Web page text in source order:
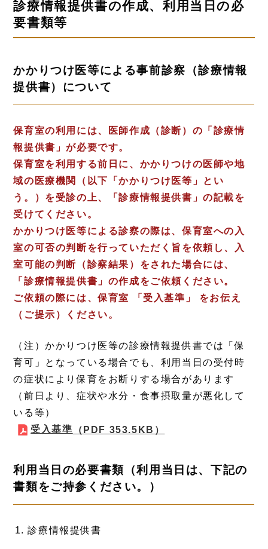
診療情報提供書の作成、利用当日の必
要書類等
かかりつけ医等による事前診察（診療情報
提供書）について
保育室の利用には、医師作成（診断）の「診療情
報提供書」が必要です。
保育室を利用する前日に、かかりつけの医師や地
域の医療機関（以下「かかりつけ医等」とい
う。）を受診の上、「診療情報提供書」の記載を
受けてください。
かかりつけ医等による診察の際は、保育室への入
室の可否の判断を行っていただく旨を依頼し、入
室可能の判断（診察結果）をされた場合には、
「診療情報提供書」の作成をご依頼ください。
ご依頼の際には、保育室 「受入基準」 をお伝え
（ご提示）ください。
（注）かかりつけ医等の診療情報提供書では「保
育可」となっている場合でも、利用当日の受付時
の症状により保育をお断りする場合があります
（前日より、症状や水分・食事摂取量が悪化して
いる等）
受入基準 （PDF 353.5KB）
利用当日の必要書類（利用当日は、下記の
書類をご持参ください。）
診療情報提供書